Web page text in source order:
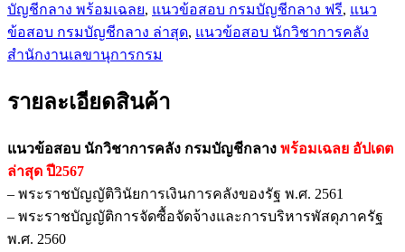
บัญชีกลาง พร้อมเฉลย, แนวข้อสอบ กรมบัญชีกลาง ฟรี, แนว
ข้อสอบ กรมบัญชีกลาง ล่าสุด, แนวข้อสอบ นักวิชาการคลัง
สำนักงานเลขานุการกรม
รายละเอียดสินค้า
แนวข้อสอบ นักวิชาการคลัง กรมบัญชีกลาง พร้อมเฉลย อัปเดต
ล่าสุด ปี2567
– พระราชบัญญัติวินัยการเงินการคลังของรัฐ พ.ศ. 2561
– พระราชบัญญัติการจัดซื้อจัดจ้างและการบริหารพัสดุภาครัฐ
พ.ศ. 2560